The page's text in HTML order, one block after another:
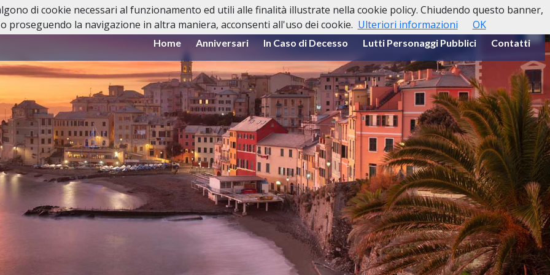
Home Anniversari In Caso di Decesso Lutti Personaggi Pubblici Contatti
di cookie necessari al funzionamento ed utili alle finalità illustrate nella cookie policy. Chiudendo questo banner,
proseguendo la navigazione in altra maniera, acconsenti all'uso dei cookie. Ulteriori informazioni OK